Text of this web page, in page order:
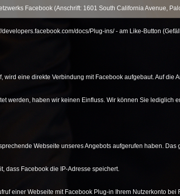
Facebook (Anschrift: 1601 South California Avenue,
docs/Plug-ins/ - am Like-Button
eine direkte Verbindung mit Facebook aufgebaut. Auf die
werden, haben wir keinen Einfluss. Wir können Sie lediglich
Webseite unseres Angebots aufgerufen haben. Das
dass Facebook die IP-Adresse speichert.
einer Webseite mit Facebook Plug-in Ihrem Nutzerkonto